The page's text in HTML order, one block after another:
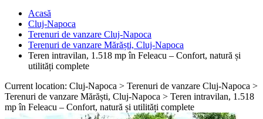
Acasă
Cluj-Napoca
Terenuri de vanzare Cluj-Napoca
Terenuri de vanzare Mărăști, Cluj-Napoca
Teren intravilan, 1.518 mp în Feleacu – Confort, natură și
utilități complete
Current location: Cluj-Napoca > Terenuri de vanzare Cluj-Napoca >
Terenuri de vanzare Mărăști, Cluj-Napoca > Teren intravilan, 1.518
mp în Feleacu – Confort, natură și utilități complete